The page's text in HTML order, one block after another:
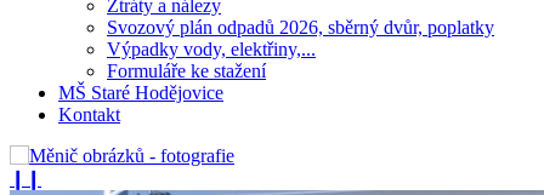
Ztráty a nálezy
Svozový plán odpadů 2026, sběrný dvůr, poplatky
Výpadky vody, elektřiny,...
Formuláře ke stažení
MŠ Staré Hodějovice
Kontakt